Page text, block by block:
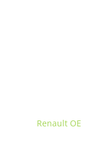
Renault OE